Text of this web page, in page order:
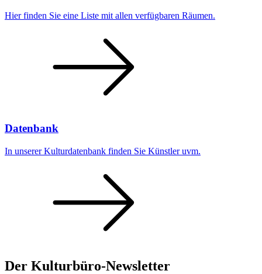
Hier finden Sie eine Liste mit allen verfügbaren Räumen.
Datenbank
In unserer Kulturdatenbank finden Sie Künstler uvm.
Der Kulturbüro-Newsletter